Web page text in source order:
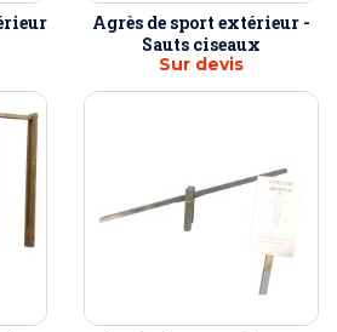
Agrès de sport extérieur -
Sauts ciseaux
Sur devis